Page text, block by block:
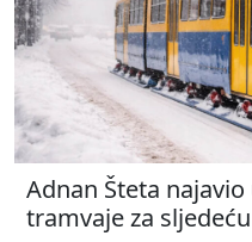
Adnan Šteta
tramvaje za